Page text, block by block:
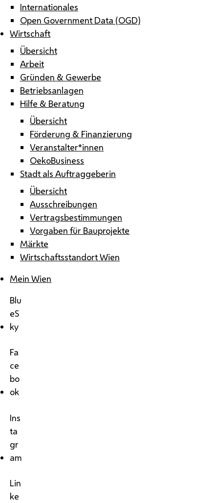
Internationales
Open Government Data (OGD)
Wirtschaft
Übersicht
Arbeit
Gründen & Gewerbe
Betriebsanlagen
Hilfe & Beratung
Übersicht
Förderung & Finanzierung
Veranstalter*innen
OekoBusiness
Stadt als Auftraggeberin
Übersicht
Ausschreibungen
Vertragsbestimmungen
Vorgaben für Bauprojekte
Märkte
Wirtschaftsstandort Wien
Mein Wien
Blu
eS
ky
Fa
ce
bo
ok
Ins
ta
gr
am
Lin
ke